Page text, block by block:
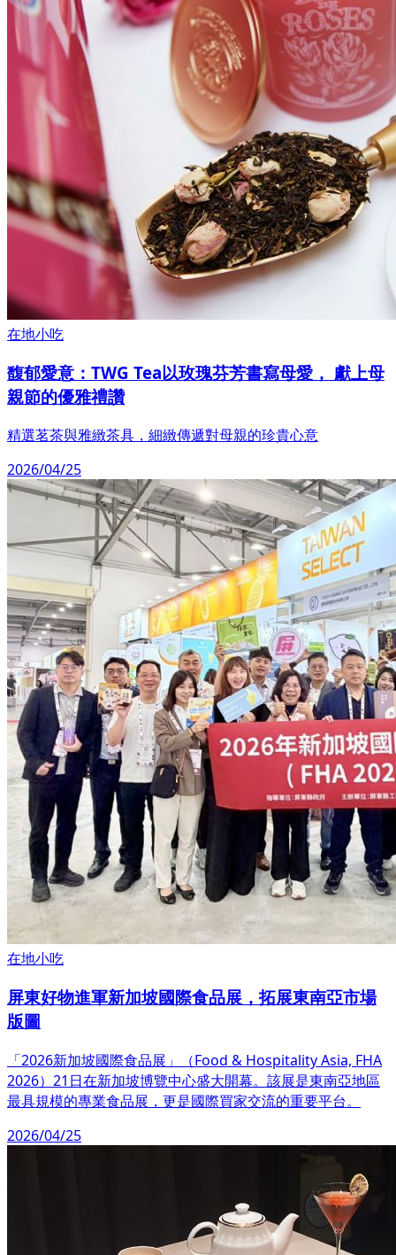
在地小吃
馥郁愛意：TWG Tea以玫瑰芬芳書寫母愛， 獻上母
親節的優雅禮讚
精選茗茶與雅緻茶具，細緻傳遞對母親的珍貴心意
2026/04/25
在地小吃
屏東好物進軍新加坡國際食品展，拓展東南亞市場
版圖
「2026新加坡國際食品展」（Food & Hospitality Asia, FHA
2026）21日在新加坡博覽中心盛大開幕。該展是東南亞地區
最具規模的專業食品展，更是國際買家交流的重要平台。
2026/04/25